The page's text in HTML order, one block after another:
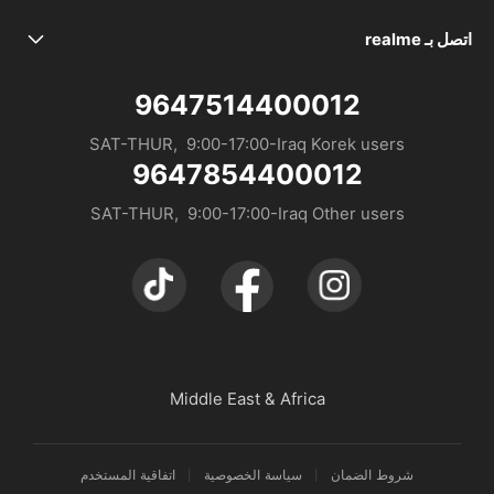
realme C85 Pro
مراكز الصيانة
علامتنا التجارية
اتصل بـ realme
service.me@realme.com - KSA/UAE/Jordan
service.ke@realme.com - Kenya
9647514400012
SAT-THUR,  9:00-17:00-Iraq Korek users
9647854400012
SAT-THUR,  9:00-17:00-Iraq Other users
شروط الضمان سياسة الخصوصية اتفاقية المستخدم
Middle East & Africa